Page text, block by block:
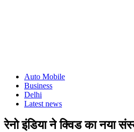
Auto Mobile
Business
Delhi
Latest news
रेनो इंडिया ने क्विड का नया